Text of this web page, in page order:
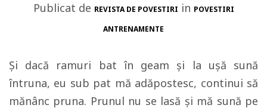
Publicat de REVISTA DE POVESTIRI in POVESTIRI
ANTRENAMENTE
Şi dacă ramuri bat în geam şi la uşă sună
întruna, eu sub pat mă adăpostesc, continui să
mănânc pruna. Prunul nu se lasă şi mă sună pe